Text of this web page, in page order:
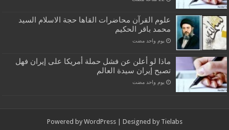
علوم القرآن محاضرات القاها حجة الاسلام السيد
محمد باقر الحكيم
‏يوم واحد مضت
ماذا لو أعلن عن فشل حملة أمريكا على إيران فهل
تصبح إيران سيدة العالم
‏يوم واحد مضت
Powered by WordPress| Designed by Tielabs